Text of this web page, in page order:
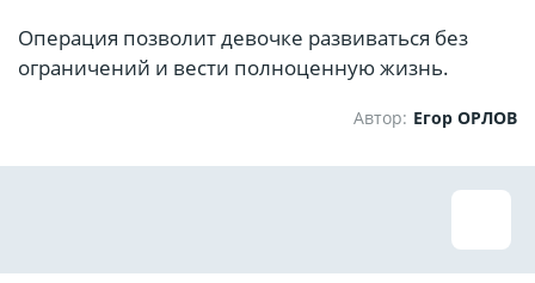
Операция позволит девочке развиваться без
ограничений и вести полноценную жизнь.
Автор: Егор ОРЛОВ